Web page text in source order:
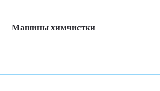
Машины химчистки